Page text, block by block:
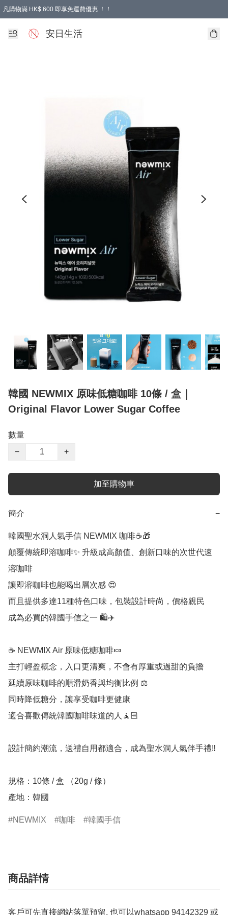
凡購物滿 HK$ 600 即享免運費優惠 ！！
安日生活
韓國 NEWMIX 原味低糖咖啡 10條 / 盒｜
Original Flavor Lower Sugar Coffee
數量
−
+
加至購物車
簡介 −
韓國聖水洞人氣手信 NEWMIX 咖啡☕️🎁
顛覆傳統即溶咖啡✨ 升級成高顏值、創新口味的次世代速
溶咖啡
讓即溶咖啡也能喝出層次感 😍
而且提供多達11種特色口味，包裝設計時尚，價格親民
成為必買的韓國手信之一 🛍️✈️
☕️ NEWMIX Air 原味低糖咖啡🍬
主打輕盈概念，入口更清爽，不會有厚重或過甜的負擔
延續原味咖啡的順滑奶香與均衡比例 ⚖️
同時降低糖分，讓享受咖啡更健康
適合喜歡傳統韓國咖啡味道的人🧘🏻
設計簡約潮流，送禮自用都適合，成為聖水洞人氣伴手禮‼️
規格：10條 / 盒 （20g / 條）
產地：韓國
NEWMIX 咖啡 韓國手信
商品詳情
客戶可先直接網站落單預留, 也可以whatsapp 94142329 或